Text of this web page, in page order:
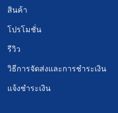
สินค้า
โปรโมชั่น
รีวิว
วิธีการจัดส่งและการชำระเงิน
แจ้งชำระเงิน